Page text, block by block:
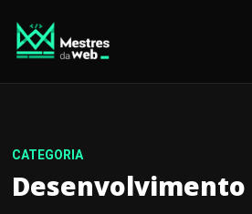
Desenvolvimento